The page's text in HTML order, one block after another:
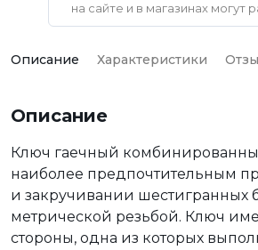
на сайте и в магазинах могут
Описание Характеристики
Описание
Ключ гаечный
наиболее предпочтительным
и закручивании шестигранных
метрической резьбой. Ключ
стороны, одна из которых